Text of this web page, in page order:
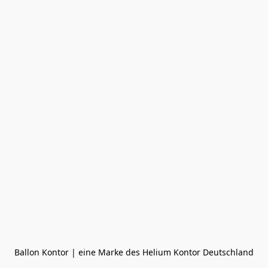
Ballon Kontor | eine Marke des Helium Kontor Deutschland